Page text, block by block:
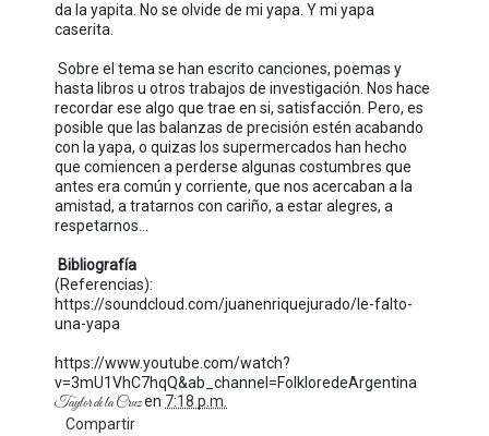
da la yapita. No se olvide de mi yapa. Y mi yapa
caserita.
Sobre el tema se han escrito canciones, poemas y
hasta libros u otros trabajos de investigación. Nos hace
recordar ese algo que trae en si, satisfacción. Pero, es
posible que las balanzas de precisión estén acabando
con la yapa, o quizas los supermercados han hecho
que comiencen a perderse algunas costumbres que
antes era común y corriente, que nos acercaban a la
amistad, a tratarnos con cariño, a estar alegres, a
respetarnos…
Bibliografía
(Referencias):
https://soundcloud.com/juanenriquejurado/le-falto-
una-yapa
https://www.youtube.com/watch?
v=3mU1VhC7hqQ&ab_channel=FolkloredeArgentina
Taylor de la Cruzen 7:18 p.m.
Compartir